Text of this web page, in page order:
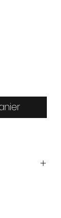
7 jours